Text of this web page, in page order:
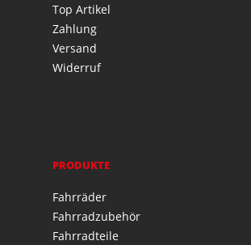
Top Artikel
Zahlung
Versand
Widerruf
PRODUKTE
Fahrräder
Fahrradzubehör
Fahrradteile